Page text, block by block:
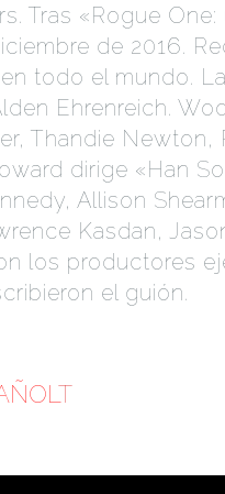
Tras «Rogue
de 2016.
todo el mundo.
Ehrenreich.
Thandie Newton,
dirige «Han
Allison
Kasdan,
los productores
el guión.
TAR WARS